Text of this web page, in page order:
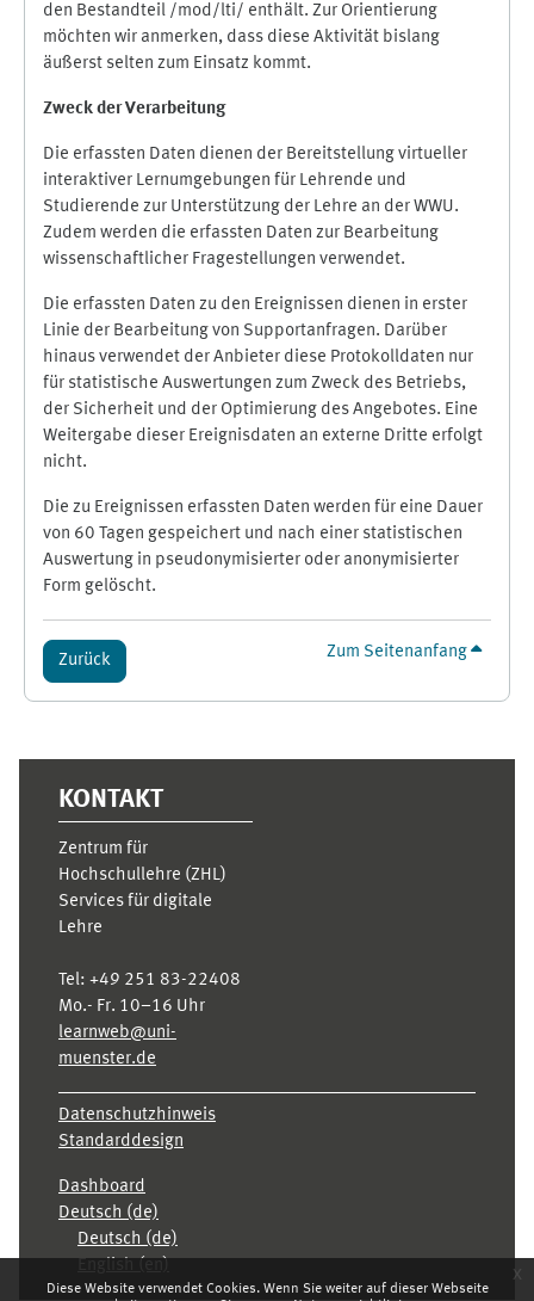
Diese Website verwendet Cookies. Wenn Sie weiter auf dieser Webseite
x
den Bestandteil /mod/lti/ enthält. Zur Orientierung
möchten wir anmerken, dass diese Aktivität bislang
äußerst selten zum Einsatz kommt.
Zweck der Verarbeitung
Die erfassten Daten dienen der Bereitstellung virtueller
interaktiver Lernumgebungen für Lehrende und
Studierende zur Unterstützung der Lehre an der WWU.
Zudem werden die erfassten Daten zur Bearbeitung
wissenschaftlicher Fragestellungen verwendet.
Die erfassten Daten zu den Ereignissen dienen in erster
Linie der Bearbeitung von Supportanfragen. Darüber
hinaus verwendet der Anbieter diese Protokolldaten nur
für statistische Auswertungen zum Zweck des Betriebs,
der Sicherheit und der Optimierung des Angebotes. Eine
Weitergabe dieser Ereignisdaten an externe Dritte erfolgt
nicht.
Die zu Ereignissen erfassten Daten werden für eine Dauer
von 60 Tagen gespeichert und nach einer statistischen
Auswertung in pseudonymisierter oder anonymisierter
Form gelöscht.
Zurück Zum Seitenanfang
KONTAKT
Zentrum für
Hochschullehre (ZHL)
Services für digitale
Lehre
Tel: +49 251 83-22408
Mo.- Fr. 10–16 Uhr
learnweb@uni-
muenster.de
Datenschutzhinweis
Standarddesign
Dashboard
Deutsch ‎(de)‎
Deutsch ‎(de)‎